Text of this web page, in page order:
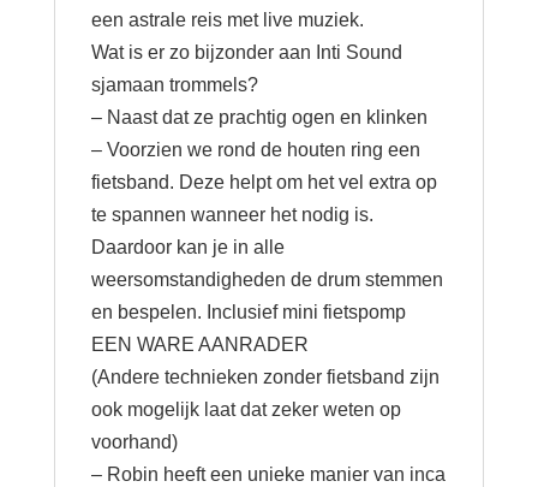
een astrale reis met live muziek.
Wat is er zo bijzonder aan Inti Sound
sjamaan trommels?
– Naast dat ze prachtig ogen en klinken
– Voorzien we rond de houten ring een
fietsband. Deze helpt om het vel extra op
te spannen wanneer het nodig is.
Daardoor kan je in alle
weersomstandigheden de drum stemmen
en bespelen. Inclusief mini fietspomp
EEN WARE AANRADER
(Andere technieken zonder fietsband zijn
ook mogelijk laat dat zeker weten op
voorhand)
– Robin heeft een unieke manier van inca